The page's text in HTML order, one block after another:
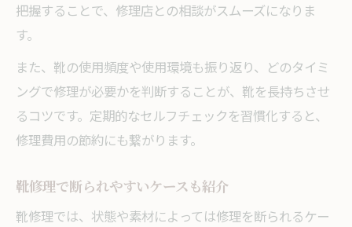
把握することで、修理店との相談がスムーズになりま
す。
また、靴の使用頻度や使用環境も振り返り、どのタイミ
ングで修理が必要かを判断することが、靴を長持ちさせ
るコツです。定期的なセルフチェックを習慣化すると、
修理費用の節約にも繋がります。
靴修理で断られやすいケースも紹介
靴修理では、状態や素材によっては修理を断られるケー